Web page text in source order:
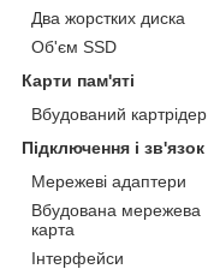
Два жорстких диска
Об'єм SSD
Карти пам'яті
Вбудований картрідер
Підключення і зв'язок
Мережеві адаптери
Вбудована мережева
карта
Інтерфейси